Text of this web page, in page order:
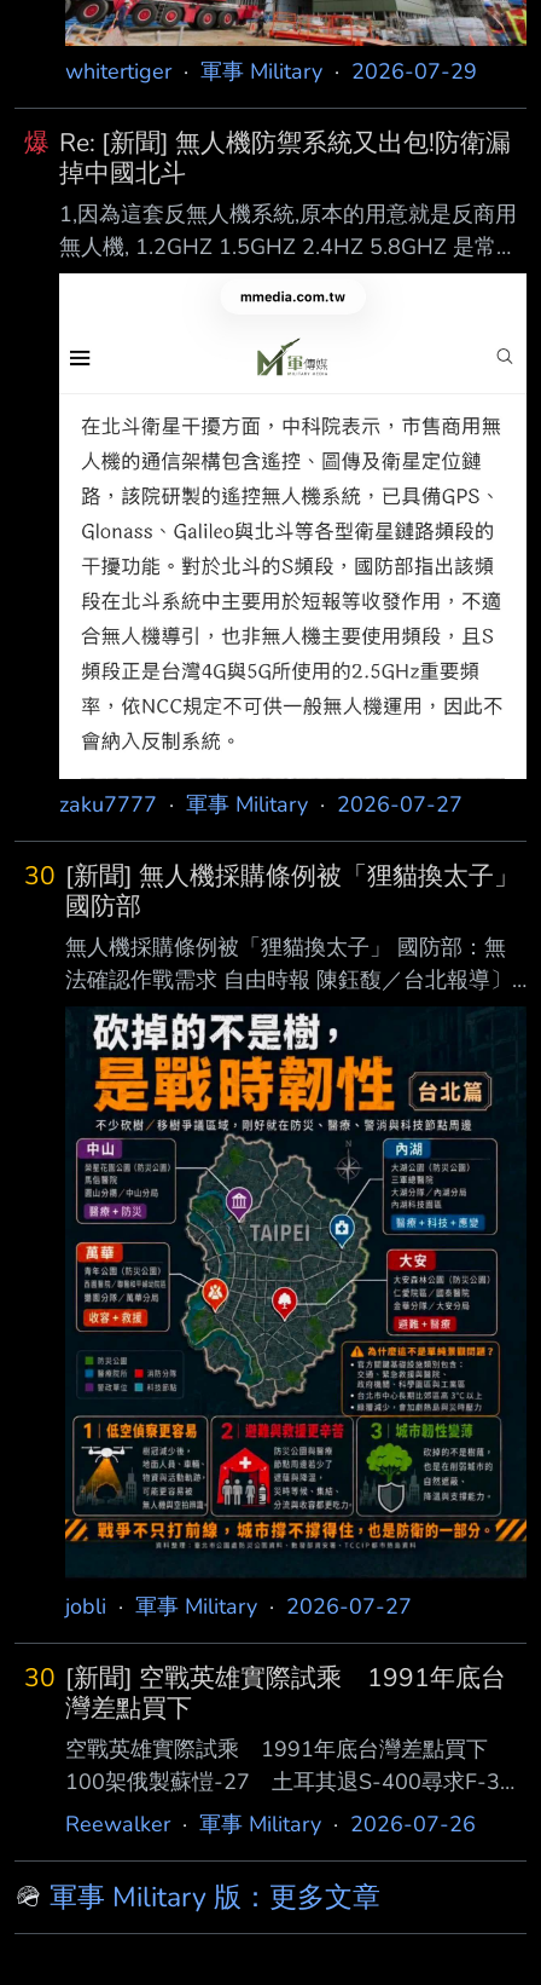
whitertiger· 軍事 Military · 2026-07-29
爆 Re: [新聞] 無人機防禦系統又出包!防衛漏
掉中國北斗
1,因為這套反無人機系統,原本的用意就是反商用
無人機, 1.2GHZ 1.5GHZ 2.4HZ 5.8GHZ 是常見
常用的商用無人機控制頻段. 5.1GHZ沒有納入只
是需要後續修正的問題. 2,五六年前的玩法,應該
還是固定頻段,多模組式PA下去做. 因此要增加干
擾5.1GHZ,需要在硬體面多加一組用於干擾
5.1GHZ的PA. 但再說一次,針對商用無人機,這麼
玩就行了. 3,但是從烏克蘭戰場上的反饋,各種魔
改的非商用頻段亂七八糟, 因此,真正的戰場用反
無人機干擾器,現在都是做寬頻GaN PA, 如
1~2GH
zaku7777 · 軍事 Military · 2026-07-27
30 [新聞] 無人機採購條例被「狸貓換太子」
國防部
無人機採購條例被「狸貓換太子」 國防部：無
法確認作戰需求 自由時報 陳鈺馥／台北報導〕
立法院經濟、外交國防、財政三委員會聯席會議
今（27）日 逐條審查「國防自主無人載具採購
特別條例草案」共14個版本。民進黨立委邱議瑩
痛批，行 政院版本和在野黨團版本立法主旨都
不相同，顯示這次修法非常荒謬，藍白之前把無
人機預 算砍掉，現在用無人機產業發展條例代
替，這是不是一種「狸貓換太子」；國防部長顧
立雄 質疑在野黨團版本，無法確認作戰需求，
到底意義何在？ 行政院版法案名稱為「國防自
主無人載具特別條例草案」，立法目的是厚植國
jobli · 軍事 Military · 2026-07-27
30 [新聞] 空戰英雄實際試乘 1991年底台
灣差點買下
空戰英雄實際試乘 1991年底台灣差點買下
100架俄製蘇愷-27 土耳其退S-400尋求F-35
台灣也有經驗 謝駒蕥 蘇聯解體前夕，台灣一度
克蘭國防部官網） 最近軍武圈有則新聞：土耳
其正積極尋求轉讓俄製S-400防空系統，以期重
Reewalker· 軍事 Military · 2026-07-26
🪖 軍事 Military 版：更多文章